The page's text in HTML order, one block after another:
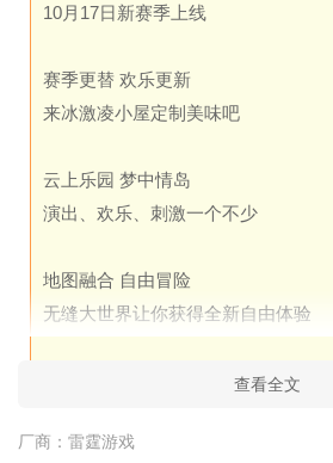
10月17日新赛季上线
赛季更替 欢乐更新
来冰激凌小屋定制美味吧
云上乐园 梦中情岛
演出、欢乐、刺激一个不少
地图融合 自由冒险
无缝大世界让你获得全新自由体验
查看全文
厂商： 雷霆游戏